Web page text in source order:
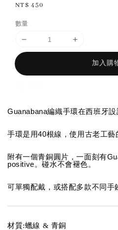
Regular
NT$ 450
數量
加入購
Guanabana編織手環在西班牙設
手環是用40根線，使用古老工藝
附有一個青銅圓片，一面刻有
positive。碰水不會褪色。
可單獨配戴，或搭配多款不同手
材質:蠟線 & 青銅